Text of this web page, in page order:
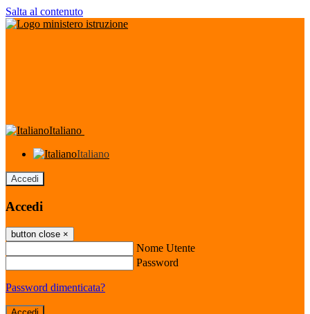
Salta al contenuto
Italiano
Italiano
Accedi
Accedi
button close ×
Nome Utente
Password
Password dimenticata?